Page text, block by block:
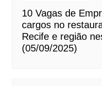
10 Vagas de
cargos no
Recife e região
(05/09/2025)